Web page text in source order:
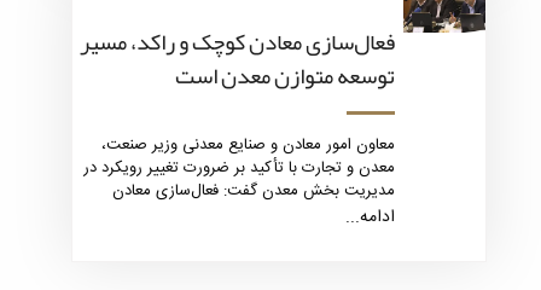
فعال‌سازی معادن کوچک و راکد، مسیر
توسعه متوازن معدن است
معاون امور معادن و صنایع معدنی وزیر صنعت،
معدن و تجارت با تأکید بر ضرورت تغییر رویکرد در
مدیریت بخش معدن گفت: فعال‌سازی معادن
کوچک و راکد می‌تواند نقش تعیین‌کننده‌ای در
ادامه...